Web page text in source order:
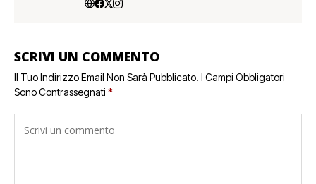
SCRIVI UN COMMENTO
Il Tuo Indirizzo Email Non Sarà Pubblicato. I Campi Obbligatori
Sono Contrassegnati *